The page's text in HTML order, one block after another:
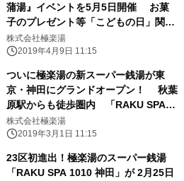
蒲湯』イベントを5月5日開催 お菓
子のプレゼント等「こどもの日」関連
サービス・イベントも
株式会社極楽湯
2019年4月9日 11:15
ついに極楽湯の新スーパー銭湯が東
京・神田にグランドオープン！ 秋葉
原駅からも徒歩圏内 「RAKU SPA
1010 神田」
株式会社極楽湯
2019年3月1日 11:15
23区初進出！極楽湯のスーパー銭湯
「RAKU SPA 1010 神田」が 2月25日